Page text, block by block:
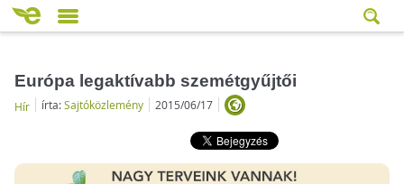
Európa legaktívabb szemétgyűjtői
Hír írta:Sajtóközlemény 2015/06/17